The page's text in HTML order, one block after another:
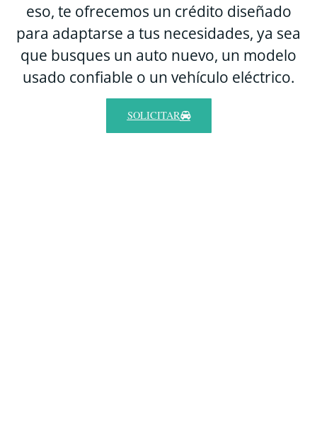
eso, te ofrecemos un crédito diseñado
para adaptarse a tus necesidades, ya sea
que busques un auto nuevo, un modelo
usado confiable o un vehículo eléctrico.
SOLICITAR